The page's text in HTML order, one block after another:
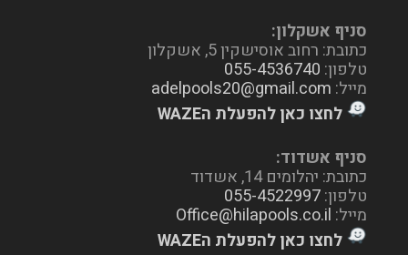
סניף אשקלון:
כתובת: רחוב אוסישקין 5, אשקלון
טלפון: 055-4536740
מייל: adelpools20@gmail.com
לחצו כאן להפעלת הWAZE
סניף אשדוד:
כתובת: יהלומים 14, אשדוד
טלפון:055-4522997
מייל: Office@hilapools.co.il
לחצו כאן להפעלת הWAZE